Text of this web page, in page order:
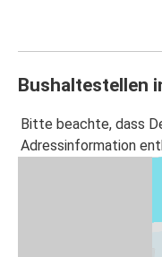
Bushaltestellen
Bitte beachte, dass
Adressinformation